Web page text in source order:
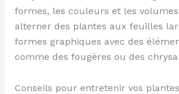
formes, les couleurs et les
alterner des plantes aux feuilles
formes graphiques avec des
comme des fougères ou des
Conseils pour entretenir vos